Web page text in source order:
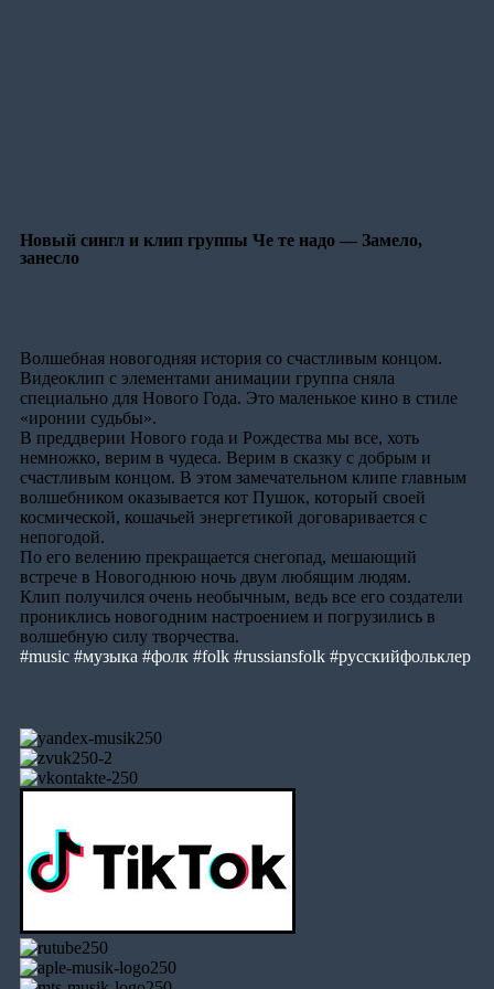
Новый сингл и клип группы Че те надо — Замело,
занесло
Волшебная новогодняя история со счастливым концом.
Видеоклип с элементами анимации группа сняла
специально для Нового Года. Это маленькое кино в стиле
«иронии судьбы».
В преддверии Нового года и Рождества мы все, хоть
немножко, верим в чудеса. Верим в сказку с добрым и
счастливым концом. В этом замечательном клипе главным
волшебником оказывается кот Пушок, который своей
космической, кошачьей энергетикой договаривается с
непогодой.
По его велению прекращается снегопад, мешающий
встрече в Новогоднюю ночь двум любящим людям.
Клип получился очень необычным, ведь все его создатели
прониклись новогодним настроением и погрузились в
волшебную силу творчества.
#music #музыка #фолк #folk #russiansfolk #русскийфольклер